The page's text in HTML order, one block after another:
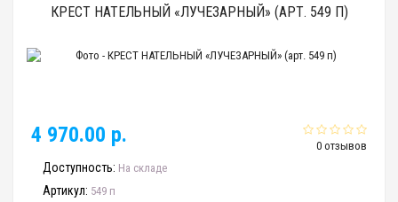
КРЕСТ НАТЕЛЬНЫЙ «ЛУЧЕЗАРНЫЙ» (АРТ. 549 П)
0 отзывов
4 970.00 р.
Доступность: На складе
Артикул: 549 п